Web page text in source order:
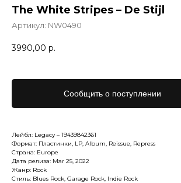
The White Stripes – De Stijl
Артикул: NW0490
3990,00 р.
Сообщить о поступлении
Лейбл: Legacy – 19439842361
Формат: Пластинки, LP, Album, Reissue, Repress
Страна: Europe
Дата релиза: Mar 25, 2022
Жанр: Rock
Стиль: Blues Rock, Garage Rock, Indie Rock